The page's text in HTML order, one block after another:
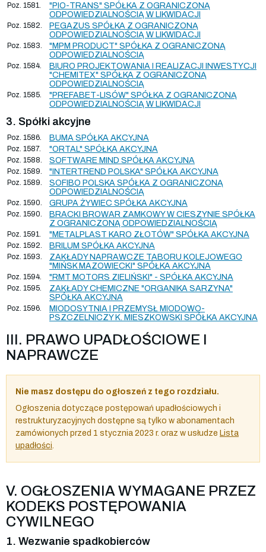
Poz. 1581.
"PIO-TRANS" SPÓŁKA Z OGRANICZONĄ
ODPOWIEDZIALNOŚCIĄ W LIKWIDACJI
Poz. 1582.
PEGAZUS SPÓŁKA Z OGRANICZONĄ
ODPOWIEDZIALNOŚCIĄ W LIKWIDACJI
Poz. 1583.
"MPM PRODUCT" SPÓŁKA Z OGRANICZONĄ
ODPOWIEDZIALNOŚCIĄ
Poz. 1584.
BIURO PROJEKTOWANIA I REALIZACJI INWESTYCJI
"CHEMITEX" SPÓŁKA Z OGRANICZONĄ
ODPOWIEDZIALNOŚCIĄ
Poz. 1585.
"PREFABET-LISÓW" SPÓŁKA Z OGRANICZONĄ
ODPOWIEDZIALNOŚCIĄ W LIKWIDACJI
3. Spółki akcyjne
Poz. 1586. BUMA SPÓŁKA AKCYJNA
Poz. 1587. "ORTAL" SPÓŁKA AKCYJNA
Poz. 1588. SOFTWARE MIND SPÓŁKA AKCYJNA
Poz. 1589. "INTERTREND POLSKA" SPÓŁKA AKCYJNA
Poz. 1589.
SOFIBO POLSKA SPÓŁKA Z OGRANICZONĄ
ODPOWIEDZIALNOŚCIĄ
Poz. 1590. GRUPA ŻYWIEC SPÓŁKA AKCYJNA
Poz. 1590.
BRACKI BROWAR ZAMKOWY W CIESZYNIE SPÓŁKA
Z OGRANICZONĄ ODPOWIEDZIALNOŚCIĄ
Poz. 1591. "METALPLAST KARO ZŁOTÓW" SPÓŁKA AKCYJNA
Poz. 1592. BRILUM SPÓŁKA AKCYJNA
Poz. 1593.
ZAKŁADY NAPRAWCZE TABORU KOLEJOWEGO
"MIŃSK MAZOWIECKI" SPÓŁKA AKCYJNA
Poz. 1594. "RMT MOTORS ZIELIŃSKI" - SPÓŁKA AKCYJNA
Poz. 1595.
ZAKŁADY CHEMICZNE "ORGANIKA SARZYNA"
SPÓŁKA AKCYJNA
Poz. 1596.
MIODOSYTNIA I PRZEMYSŁ MIODOWO-
PSZCZELNICZY K. MIESZKOWSKI SPÓŁKA AKCYJNA
III. PRAWO UPADŁOŚCIOWE I
NAPRAWCZE
Nie masz dostępu do ogłoszeń z tego rozdziału.
Ogłoszenia dotyczące postępowań upadłościowych i
restrukturyzacyjnych dostępne są tylko w abonamentach
zamówionych przed 1 stycznia 2023 r. oraz w usłudze Lista
upadłości
V. OGŁOSZENIA WYMAGANE PRZEZ
KODEKS POSTĘPOWANIA
CYWILNEGO
1. Wezwanie spadkobierców